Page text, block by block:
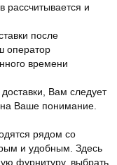
рассчитывается и
после
оператор
времени
Вам следует
на Ваше понимание.
рядом со
и удобным. Здесь
фурнитуру, выбрать